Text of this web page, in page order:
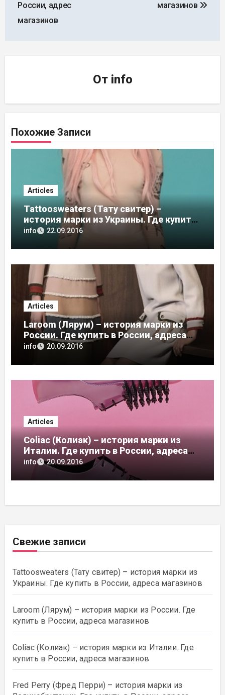
России, адрес
магазинов
магазинов
От info
Похожие Записи
Articles
Tattoosweaters (Тату свитер) –
история марки из Украины. Где купить
в России, адреса магазинов
info 22.09.2016
Articles
Laroom (Лярум) – история марки из
России. Где купить в России, адреса
магазинов
info 20.09.2016
Articles
Coliac (Колиак) – история марки из
Италии. Где купить в России, адреса
магазинов
info 20.09.2016
Свежие записи
Tattoosweaters (Тату свитер) – история марки из
Украины. Где купить в России, адреса магазинов
Laroom (Лярум) – история марки из России. Где
купить в России, адреса магазинов
Coliac (Колиак) – история марки из Италии. Где
купить в России, адреса магазинов
Fred Perry (Фред Перри) – история марки из